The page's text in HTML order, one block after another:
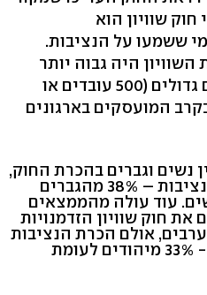
שוויון הוא
ששמעו על הנציבות.
היה גבוה יותר
בקרב המועסקים בארגונים גדולים (500 עובדים או
– 39% לעומת 26% בקרב המועסקים בארגונים
נשים וגברים בהכרת החוק,
אבל נמצא הבדל בהכרת הנציבות – 38% מהגברים
28% מהנשים. עוד עולה מהממצאים
את חוק שוויון הזדמנויות
לעומת 44.7% מהערבים, אולם הכרת הנציבות
בקרב שתי הקבוצות דומה - 33% מיהודים לעומת